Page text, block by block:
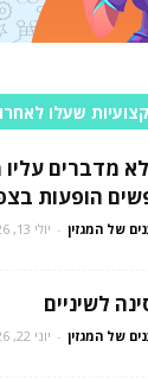
שעלו
מדברים
הופעות
של המגזין - יולי 13, 2026
לשיניים
של המגזין - יוני 22, 2026